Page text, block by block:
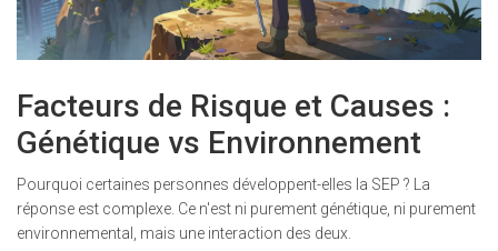
Facteurs de Risque et Causes :
Génétique vs Environnement
Pourquoi certaines personnes développent-elles la SEP ? La
réponse est complexe. Ce n'est ni purement génétique, ni purement
environnemental, mais une interaction des deux.